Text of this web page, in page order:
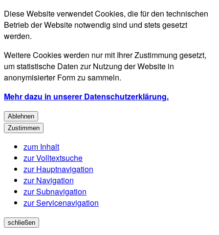
Diese Website verwendet Cookies, die für den technischen
Betrieb der Website notwendig sind und stets gesetzt
werden.
Weitere Cookies werden nur mit Ihrer Zustimmung gesetzt,
um statistische Daten zur Nutzung der Website in
anonymisierter Form zu sammeln.
Mehr dazu in unserer Datenschutzerklärung.
Ablehnen
Zustimmen
zum Inhalt
zur Volltextsuche
zur Hauptnavigation
zur Navigation
zur Subnavigation
zur Servicenavigation
schließen